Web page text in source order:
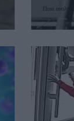
Ποια